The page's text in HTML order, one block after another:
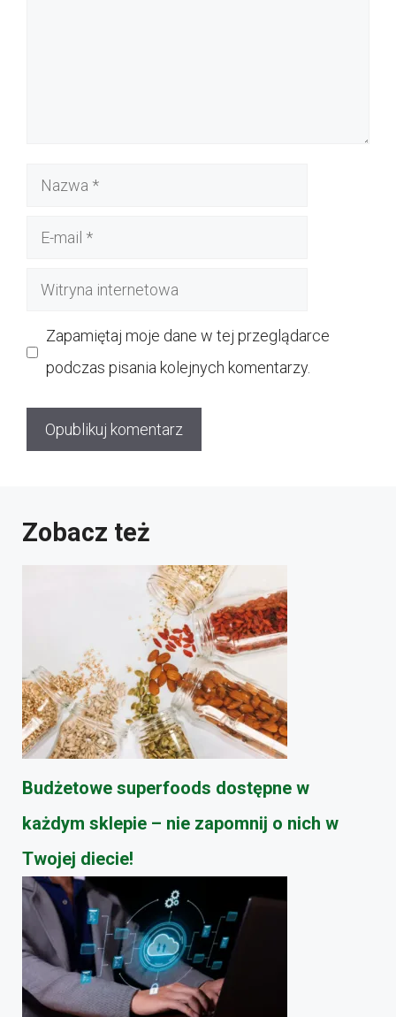
Nazwa
Witryna
Zapamiętaj moje dane w tej przeglądarce
podczas pisania kolejnych komentarzy.
Zobacz też
Budżetowe superfoods dostępne w
każdym sklepie – nie zapomnij o nich w
Twojej diecie!